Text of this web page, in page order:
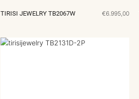
TIRISI JEWELRY TB2067W €6.995,00